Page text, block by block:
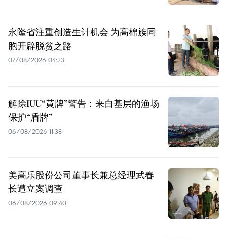
永隆省注重创造生计机会 为高棉族同
胞开辟脱贫之路
07/08/2026 04:23
解除IUU“黄牌”警告：来自基层的渔场
保护“盾牌”
06/08/2026 11:38
美高乐股份公司董事长兼总经理武春
长遭立案调查
06/08/2026 09:40